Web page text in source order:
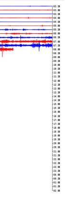
02:30
03:00
03:30
04:00
04:30
05:00
05:30
06:00
06:30
07:00
07:30
08:00
08:30
09:00
09:30
10:00
10:30
11:00
11:30
12:00
12:30
13:00
13:30
14:00
14:30
15:00
15:30
16:00
16:30
17:00
17:30
18:00
18:30
19:00
19:30
20:00
20:30
21:00
21:30
22:00
22:30
23:00
23:30
00:00
00:30
01:00
01:30
02:00